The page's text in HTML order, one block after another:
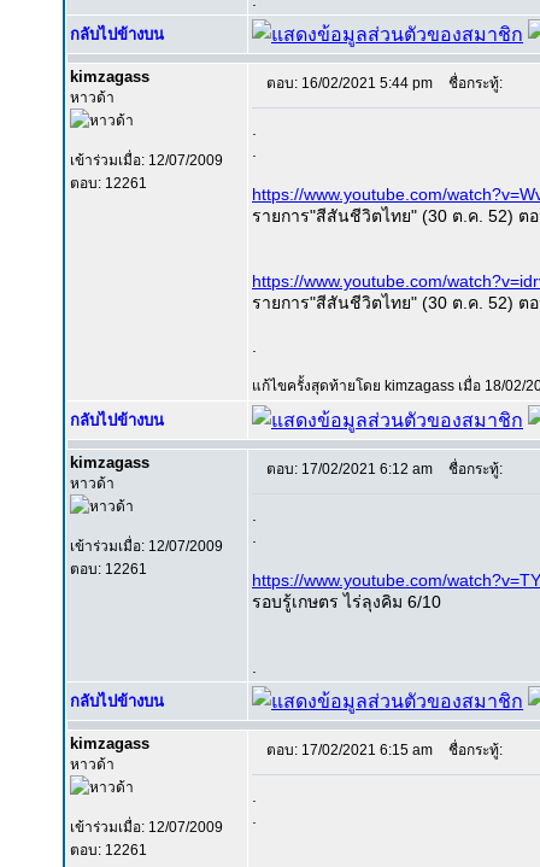
กลับไปข้างบน
kimzagass
หาวด้า
เข้าร่วมเมื่อ: 12/07/2009
ตอบ: 12261
ตอบ: 16/02/2021 5:44 pm ชื่อกระทู้:
https://www.youtube.com/
รายการ"สีสันชีวิตไทย" (30 ต.ค. 52) ต
https://www.youtube.com/
รายการ"สีสันชีวิตไทย" (30 ต.ค. 52) ต
แก้ไขครั้งสุดท้ายโดย kimzagass เมื่อ 18/02/
กลับไปข้างบน
kimzagass
หาวด้า
เข้าร่วมเมื่อ: 12/07/2009
ตอบ: 12261
ตอบ: 17/02/2021 6:12 am ชื่อกระทู้:
https://www.youtube.com/
รอบรู้เกษตร ไร่ลุงคิม 6/10
กลับไปข้างบน
kimzagass
หาวด้า
เข้าร่วมเมื่อ: 12/07/2009
ตอบ: 12261
ตอบ: 17/02/2021 6:15 am ชื่อกระทู้: